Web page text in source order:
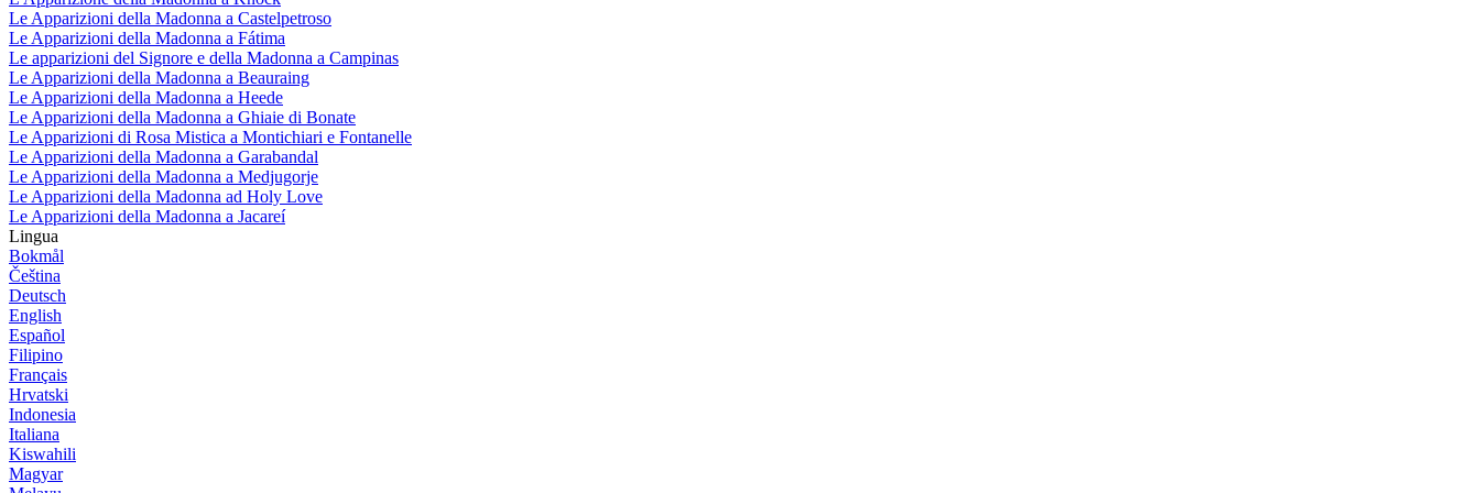
Le Apparizioni della Madonna a Castelpetroso
Le Apparizioni della Madonna a Fátima
Le apparizioni del Signore e della Madonna a Campinas
Le Apparizioni della Madonna a Beauraing
Le Apparizioni della Madonna a Heede
Le Apparizioni della Madonna a Ghiaie di Bonate
Le Apparizioni di Rosa Mistica a Montichiari e Fontanelle
Le Apparizioni della Madonna a Garabandal
Le Apparizioni della Madonna a Medjugorje
Le Apparizioni della Madonna ad Holy Love
Le Apparizioni della Madonna a Jacareí
Lingua
Bokmål
Čeština
Deutsch
English
Español
Filipino
Français
Hrvatski
Indonesia
Italiana
Kiswahili
Magyar